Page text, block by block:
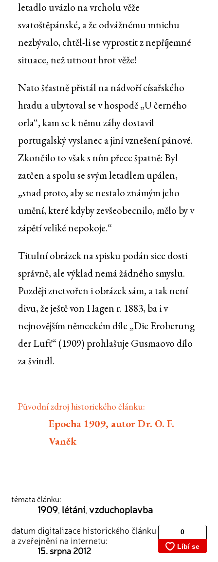
letadlo uvázlo na vrcholu věže
svatoštěpánské, a že odvážnému mnichu
nezbývalo, chtěl-li se vyprostit z nepříjemné
situace, než utnout hrot věže!
Nato šťastně přistál na nádvoří císařského
hradu a ubytoval se v hospodě „U černého
orla“, kam se k němu záhy dostavil
portugalský vyslanec a jiní vznešení pánové.
Zkončilo to však s ním přece špatně: Byl
zatčen a spolu se svým letadlem upálen,
„snad proto, aby se nestalo známým jeho
umění, které kdyby zevšeobecnilo, mělo by v
zápětí veliké nepokoje.“
Titulní obrázek na spisku podán sice dosti
správně, ale výklad nemá žádného smyslu.
Později znetvořen i obrázek sám, a tak není
divu, že ještě von Hagen r. 1883, ba i v
nejnovějším německém díle „Die Eroberung
der Lufť“ (1909) prohlašuje Gusmaovo dílo
za švindl.
Původní zdroj historického článku:
Epocha 1909, autor Dr. O. F.
Vaněk
témata článku:
1909, létání, vzduchoplavba
datum digitalizace historického článku
a zveřejnění na internetu:
15. srpna 2012